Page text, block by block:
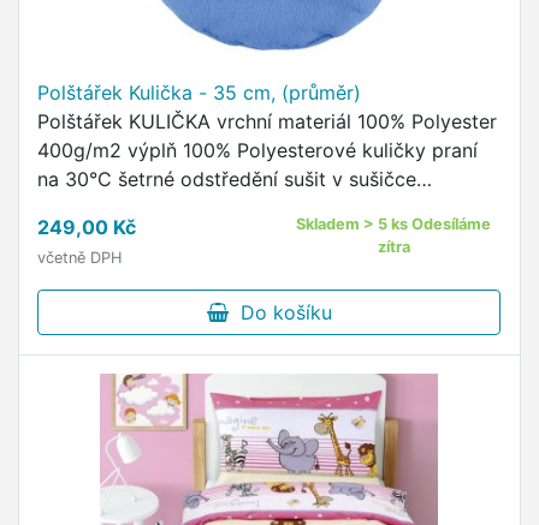
Polštářek Kulička - 35 cm, (průměr)
Polštářek KULIČKA vrchní materiál 100% Polyester
400g/m2 výplň 100% Polyesterové kuličky praní
na 30°C šetrné odstředění sušit v sušičce
polštářek z příjemného …
249,00 Kč
včetně DPH
Skladem > 5 ks Odesíláme
zítra
Do košíku